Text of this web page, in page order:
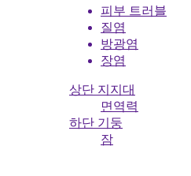
피부 트러블
질염
방광염
장염
상단 지지대
면역력
하단 기둥
잠